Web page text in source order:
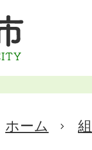
ホーム